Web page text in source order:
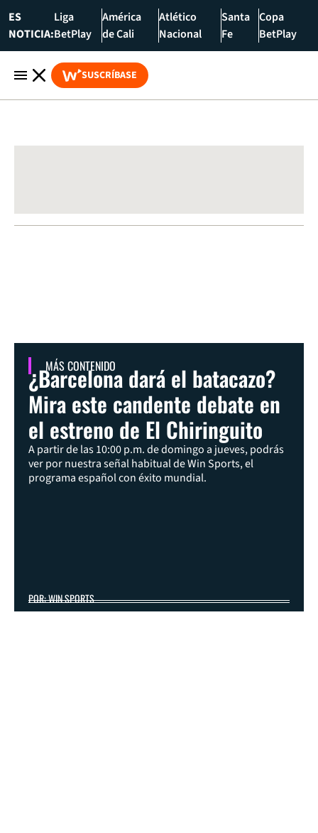
ES
NOTICIA:
Liga
BetPlay
América
de Cali
Atlético
Nacional
Santa
Fe
Copa
BetPlay
SUSCRÍBASE
MÁS CONTENIDO
¿Barcelona dará el batacazo?
Mira este candente debate en
el estreno de El Chiringuito
A partir de las 10:00 p.m. de domingo a jueves, podrás
ver por nuestra señal habitual de Win Sports, el
programa español con éxito mundial.
POR: WIN SPORTS